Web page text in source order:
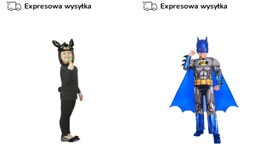
Expresowa wysyłka Expresowa wysyłka